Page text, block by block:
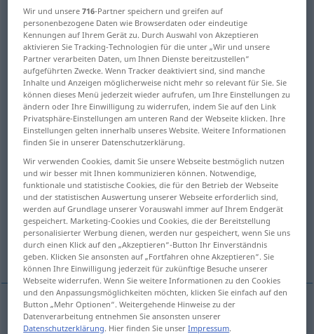
Fenster Fensterscheibe
Schaufenster, Auslage Schalter
Zeitspanne Fenster
Gelegenheit, Chance
Fensterrahmen, Fensterladen
Fenster, Öffnung Fenster
Weitere Übersetzungen...
Fenstern window
Wir und unsere716-Partner speichern und greifen auf
personenbezogene Daten wie Browserdaten oder eindeutige
Kennungen auf Ihrem Gerät zu. Durch Auswahl von Akzeptieren
aktivieren Sie Tracking-Technologien für die unter „Wir und unsere
Partner verarbeiten Daten, um Ihnen Dienste bereitzustellen“
aufgeführten Zwecke. Wenn Tracker deaktiviert sind, sind manche
Inhalte und Anzeigen möglicherweise nicht mehr so relevant für Sie. Sie
können dieses Menü jederzeit wieder aufrufen, um Ihre Einstellungen zu
ändern oder Ihre Einwilligung zu widerrufen, indem Sie auf den Link
Privatsphäre-Einstellungen am unteren Rand der Webseite klicken. Ihre
Einstellungen gelten innerhalb unseres Website. Weitere Informationen
finden Sie in unserer Datenschutzerklärung.
Wir verwenden Cookies, damit Sie unsere Webseite bestmöglich nutzen
und wir besser mit Ihnen kommunizieren können. Notwendige,
funktionale und statistische Cookies, die für den Betrieb der Webseite
und der statistischen Auswertung unserer Webseite erforderlich sind,
werden auf Grundlage unserer Vorauswahl immer auf Ihrem Endgerät
gespeichert. Marketing-Cookies und Cookies, die der Bereitstellung
personalisierter Werbung dienen, werden nur gespeichert, wenn Sie uns
durch einen Klick auf den „Akzeptieren“-Button Ihr Einverständnis
geben. Klicken Sie ansonsten auf „Fortfahren ohne Akzeptieren“. Sie
können Ihre Einwilligung jederzeit für zukünftige Besuche unserer
Webseite widerrufen. Wenn Sie weitere Informationen zu den Cookies
und den Anpassungsmöglichkeiten möchten, klicken Sie einfach auf den
Button „Mehr Optionen“. Weitergehende Hinweise zu der
Datenverarbeitung entnehmen Sie ansonsten unserer
Datenschutzerklärung. Hier finden Sie unserImpressum.